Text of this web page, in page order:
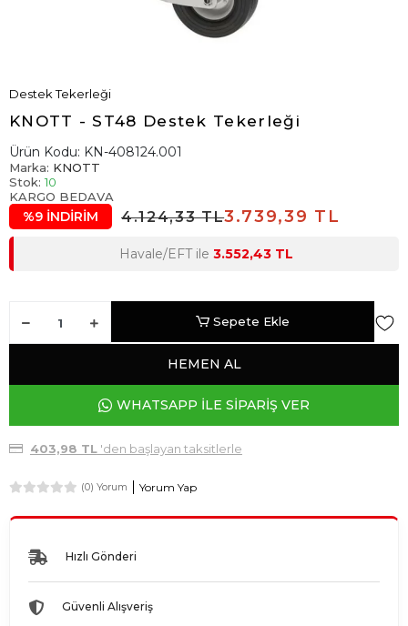
Destek Tekerleği
KNOTT - ST48 Destek Tekerleği
Ürün Kodu: KN-408124.001
Marka: KNOTT
Stok: 10
KARGO BEDAVA
%9 İNDİRİM 4.124,33 TL3.739,39 TL
Havale/EFT ile 3.552,43 TL
Sepete Ekle
HEMEN AL
WHATSAPP İLE SİPARİŞ VER
403,98 TL'den başlayan taksitlerle
(0) Yorum Yorum Yap
Hızlı Gönderi
Güvenli Alışveriş